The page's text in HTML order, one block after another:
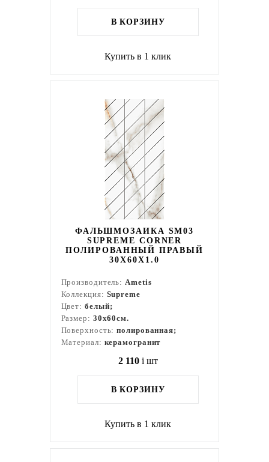
В КОРЗИНУ
Купить в 1 клик
ФАЛЬШМОЗАИКА SM03
SUPREME CORNER
ПОЛИРОВАННЫЙ ПРАВЫЙ
30X60X1.0
Производитель:Ametis
Коллекция: Supreme
Цвет: белый;
Размер: 30x60см.
Поверхность:полированная;
Материал: керамогранит
2 110 i шт
В КОРЗИНУ
Купить в 1 клик